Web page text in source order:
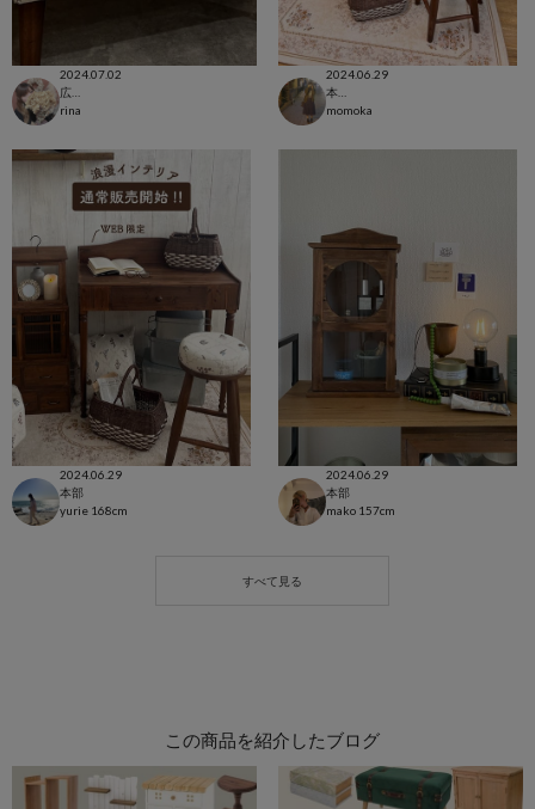
2024.07.02
rina
2024.06.29
本部
momoka
2024.06.29
本部
yurie 168cm
2024.06.29
本部
mako 157cm
この商品を紹介したブログ